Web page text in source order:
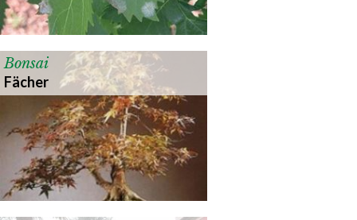
Bonsai
Fächer